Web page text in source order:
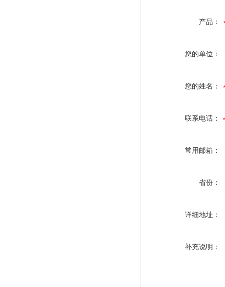
产品：
您的单位：
您的姓名：
联系电话：
常用邮箱：
省份：
详细地址：
补充说明：